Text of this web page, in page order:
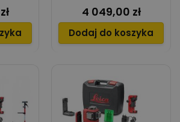
Cena
4 049,00 zł
Dodaj do koszyka